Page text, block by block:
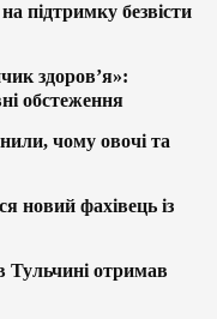
підтримку безвісти
здоров’я»:
обстеження
чому овочі та
новий фахівець із
Тульчині отримав